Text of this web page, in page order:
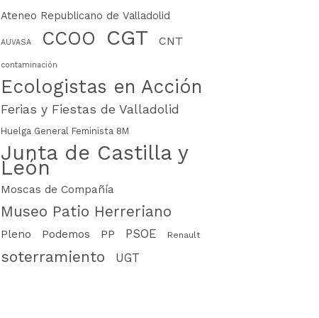
Ateneo Republicano de Valladolid
AUVASA CCOO CGT CNT
contaminación
Ecologistas en Acción
Ferias y Fiestas de Valladolid
Huelga General Feminista 8M
Junta de Castilla y
León
Moscas de Compañía
Museo Patio Herreriano
Pleno Podemos PP PSOE Renault
soterramiento UGT